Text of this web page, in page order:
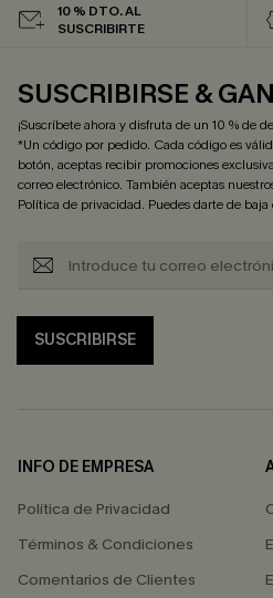
10 % DTO. AL
SUSCRIBIRTE
SUSCRIBIRSE &
¡Suscríbete ahora y disfruta de un 10 % de
*Un código por pedido. Cada código es
botón, aceptas recibir promociones
correo electrónico. También aceptas
Política de privacidad. Puedes darte de
SUSCRIBIRSE
INFO DE EMPRESA
Política de Privacidad
Términos & Condiciones
Comentarios de Clientes